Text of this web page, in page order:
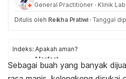
General Practitioner · Klinik
Ditulis oleh Reikha Pratiwi · Tanggal
Indeks: Apakah aman?
Manfaat
Aturan
Sebagai buah yang banyak